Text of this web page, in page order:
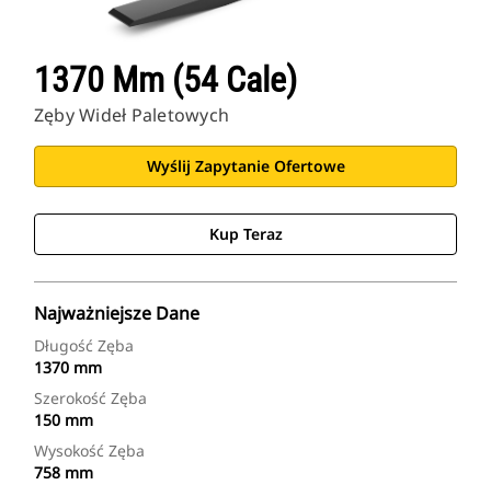
1370 Mm (54 Cale)
Zęby Wideł Paletowych
Wyślij Zapytanie Ofertowe
Kup Teraz
Najważniejsze Dane
Długość Zęba
1370 mm
Szerokość Zęba
150 mm
Wysokość Zęba
758 mm